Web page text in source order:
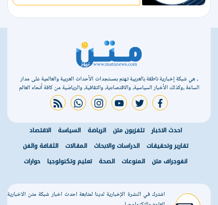
، هي شبكة إخبارية ناطقة بالعربية تهتم بمستجدات الأحداث العربية والعالمية على مدار
الساعة ،وكذلك الأخبار السياسية، والاقتصادية، والثقافية، والرياضية من كافة أنحاء العالم
facebook
twitter
youtube
instagram
whatsapp
rss feed
احدث الاخبار تلفزيون متن الرياضة السياسة
الاقتصاد
تقارير وتحقيقات
الدراسات والابحاث المقالات
الثقافة والفن
انفوجراف متن
المنوعات الصحة تعليم وتكنولوجيا حوارات
اشترك في النشرة الإخبارية لدينا لمتابعة احدث اخبار شبكة متن الاخبارية